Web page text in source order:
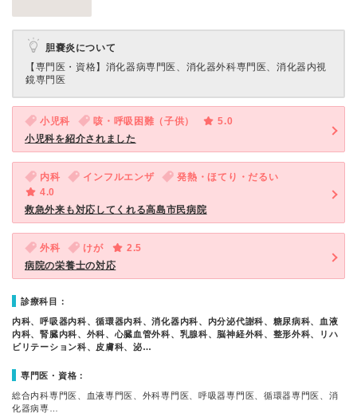
胆嚢炎について
【専門医・資格】 消化器病専門医、消化器外科専門医、消化器内視
鏡専門医
小児科 咳・呼吸困難（子供）
5.0
小児科を紹介されました
内科 インフルエンザ
発熱・ほてり・だるい
4.0
救急外来も対応してくれる高島市民病院
外科 けが
2.5
病院の栄養士の対応
診療科目：
内科、呼吸器内科、循環器内科、消化器内科、内分泌代謝科、糖尿病科、血液
内科、腎臓内科、外科、心臓血管外科、乳腺科、脳神経外科、整形外科、リハ
ビリテーション科、皮膚科、泌…
専門医・資格：
総合内科専門医、血液専門医、外科専門医、呼吸器専門医、循環器専門医、消
化器病専…